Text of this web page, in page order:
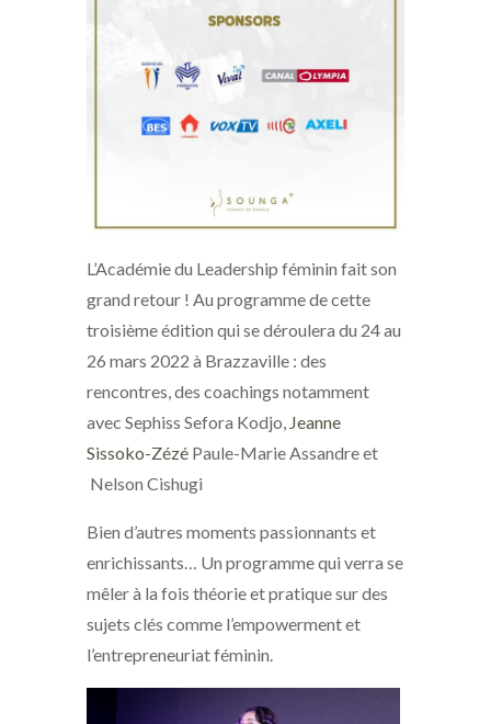
L’Académie du Leadership féminin fait son
grand retour ! Au programme de cette
troisième édition qui se déroulera du 24 au
26 mars 2022 à Brazzaville : des
rencontres, des coachings notamment
avec Sephiss Sefora Kodjo, Jeanne
Sissoko-Zézé Paule-Marie Assandre et
Nelson Cishugi
Bien d’autres moments passionnants et
enrichissants… Un programme qui verra se
mêler à la fois théorie et pratique sur des
sujets clés comme l’empowerment et
l’entrepreneuriat féminin.